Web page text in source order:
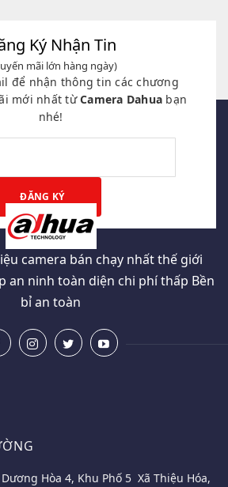
Ký Nhận Tin
mãi lớn hàng ngày)
để nhận thông tin các chương
mới nhất từCamera Dahua bạn
nhé!
camera bán chạy nhất thế giới
an ninh toàn diện chi phí thấp Bền
bỉ an toàn
Hòa 4, Khu Phố 5 Xã Thiệu Hóa,